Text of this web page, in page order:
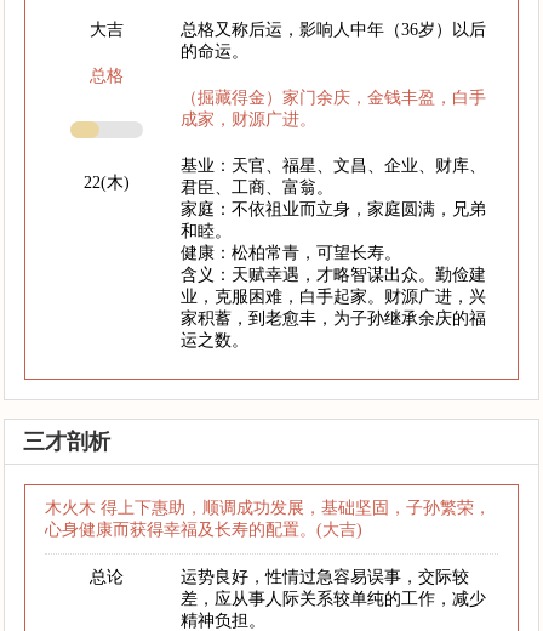
大吉
总格
22(木)
总格又称后运，影响人中年（36岁）以后
的命运。
（掘藏得金）家门余庆，金钱丰盈，白手
成家，财源广进。
基业：天官、福星、文昌、企业、财库、
君臣、工商、富翁。
家庭：不依祖业而立身，家庭圆满，兄弟
和睦。
健康：松柏常青，可望长寿。
含义：天赋幸遇，才略智谋出众。勤俭建
业，克服困难，白手起家。财源广进，兴
家积蓄，到老愈丰，为子孙继承余庆的福
运之数。
三才剖析
木火木 得上下惠助，顺调成功发展，基础坚固，子孙繁荣，
心身健康而获得幸福及长寿的配置。(大吉)
总论
运势良好，性情过急容易误事，交际较
差，应从事人际关系较单纯的工作，减少
精神负担。